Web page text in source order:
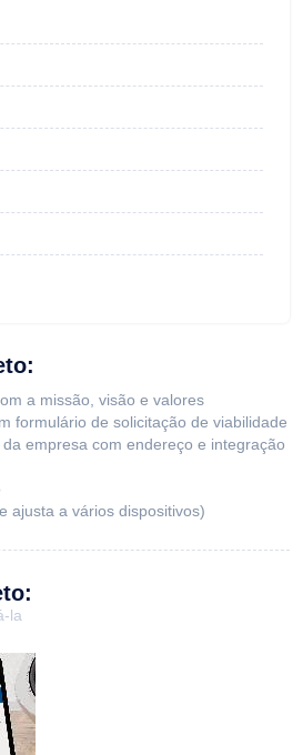
a missão, visão e valores
formulário de solicitação de viabilidade
empresa com endereço e integração
ajusta a vários dispositivos)
la